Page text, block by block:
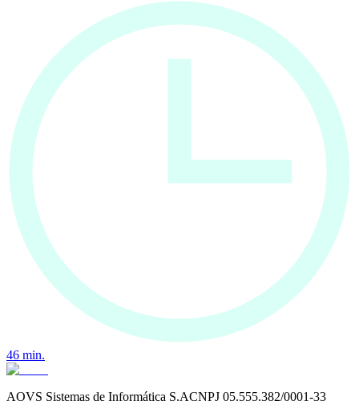
46 min.
AOVS Sistemas de Informática S.ACNPJ 05.555.382/0001-33